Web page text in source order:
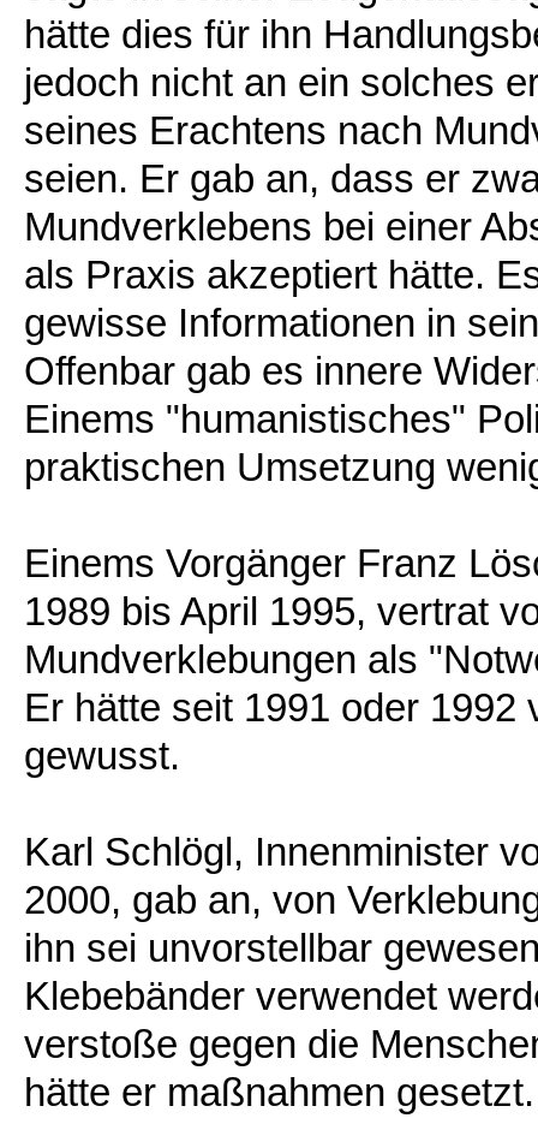
hätte dies für ihn
jedoch nicht an ein solches
seines Erachtens nach
seien. Er gab an, dass er
Mundverklebens bei einer
als Praxis akzeptiert hätte.
gewisse Informationen in
Offenbar gab es innere
Einems "humanistisches"
praktischen Umsetzung
Einems Vorgänger Franz
1989 bis April 1995, vertrat
Mundverklebungen als
Er hätte seit 1991 oder
gewusst.
Karl Schlögl, Innenminister
2000, gab an, von
ihn sei unvorstellbar
Klebebänder verwendet
verstoße gegen die
hätte er maßnahmen